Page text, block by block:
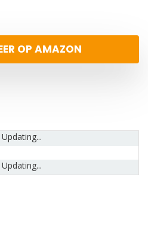
OP AMAZON
Updating...
Updating...